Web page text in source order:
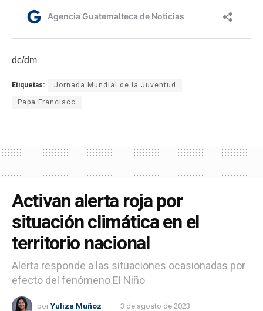
dc/dm
Etiquetas: Jornada Mundial de la Juventud
Papa Francisco
Activan alerta roja por
situación climática en el
territorio nacional
Alerta responde a las situaciones ocasionadas por
efecto del fenómeno El Niño
por Yuliza Muñoz 3 de agosto de 2023